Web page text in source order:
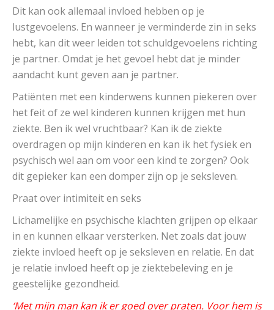
Dit kan ook allemaal invloed hebben op je
lustgevoelens. En wanneer je verminderde zin in seks
hebt, kan dit weer leiden tot schuldgevoelens richting
je partner. Omdat je het gevoel hebt dat je minder
aandacht kunt geven aan je partner.
Patiënten met een kinderwens kunnen piekeren over
het feit of ze wel kinderen kunnen krijgen met hun
ziekte. Ben ik wel vruchtbaar? Kan ik de ziekte
overdragen op mijn kinderen en kan ik het fysiek en
psychisch wel aan om voor een kind te zorgen? Ook
dit gepieker kan een domper zijn op je seksleven.
Praat over intimiteit en seks
Lichamelijke en psychische klachten grijpen op elkaar
in en kunnen elkaar versterken. Net zoals dat jouw
ziekte invloed heeft op je seksleven en relatie. En dat
je relatie invloed heeft op je ziektebeleving en je
geestelijke gezondheid.
‘Met mijn man kan ik er goed over praten. Voor hem is